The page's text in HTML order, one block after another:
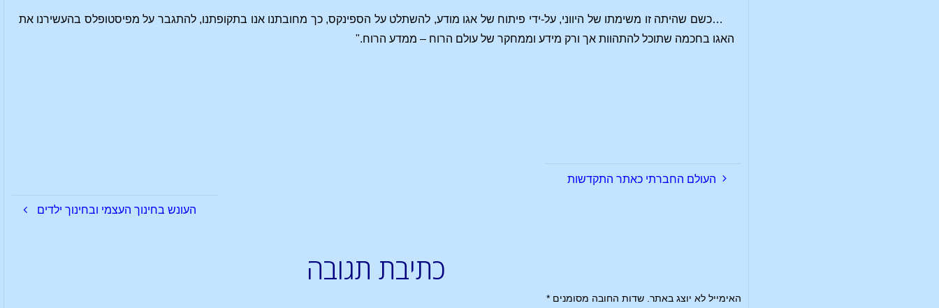
…כשם שהיתה זו משימתו של היווני, על-ידי פיתוח של אגו מודע, להשתלט על הספינקס, כך מחובתנו אנו בתקופתנו, להתגבר על מפיסטופלס בהעשירנו את
האגו בחכמה שתוכל להתהוות אך ורק מידע וממחקר של עולם הרוח – ממדע הרוח."
העולם החברתי כאתר התקדשות
העונש בחינוך העצמי ובחינוך ילדים
כתיבת תגובה
האימייל לא יוצג באתר. שדות החובה מסומנים*